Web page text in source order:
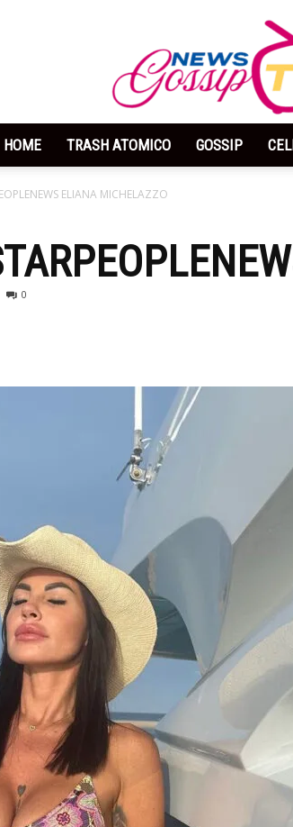
HOME TRASH ATOMICO GOSSIP
ELIANA MICHELAZZO
0